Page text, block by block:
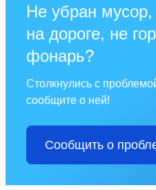
Не убран
на дороге, не
фонарь?
Столкнулись с
сообщите о ней!
Сообщить о